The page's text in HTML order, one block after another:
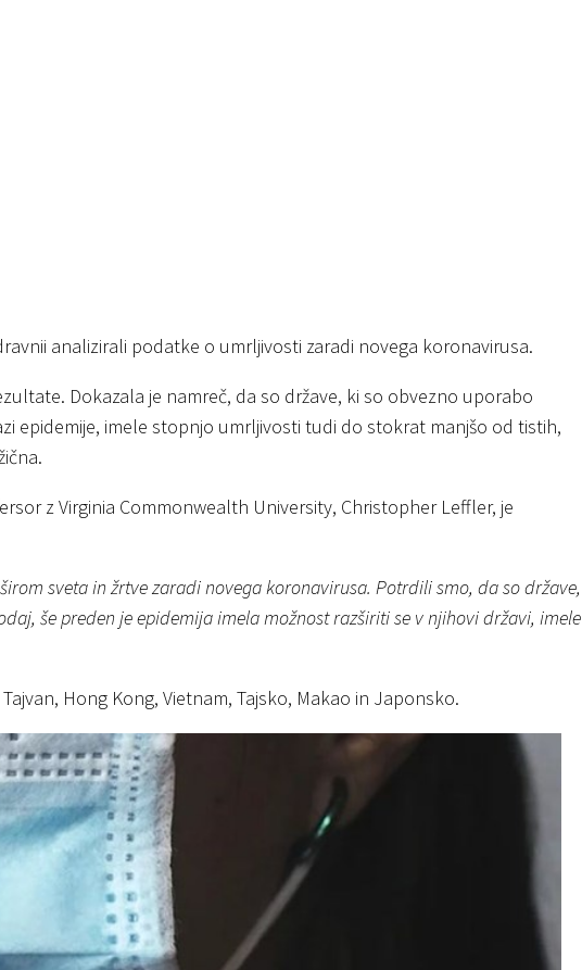
analizirali podatke o umrljivosti zaradi novega koronavirusa.
Dokazala je namreč, da so države, ki so obvezno uporabo
epidemije, imele stopnjo umrljivosti tudi do stokrat manjšo od tistih,
z Virginia Commonwealth University, Christopher Leffler, je
sveta in žrtve zaradi novega koronavirusa. Potrdili smo, da so države,
še preden je epidemija imela možnost razširiti se v njihovi državi, imele
Hong Kong, Vietnam, Tajsko, Makao in Japonsko.